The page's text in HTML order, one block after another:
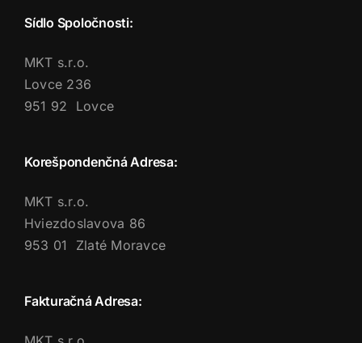
Sídlo Spoločnosti:
MKT s.r.o.
Lovce 236
951 92 Lovce
Korešpondenčná Adresa:
MKT s.r.o.
Hviezdoslavova 86
953 01 Zlaté Moravce
Fakturačná Adresa: